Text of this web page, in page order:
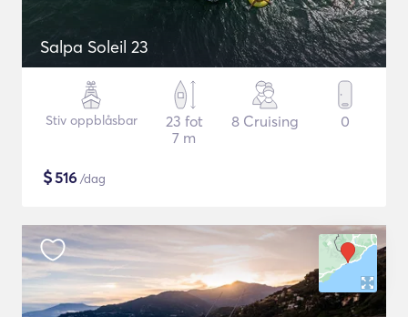
Salpa Soleil 23
Stiv oppblåsbar
23 fot
7 m
8 Cruising 0
$516 /dag